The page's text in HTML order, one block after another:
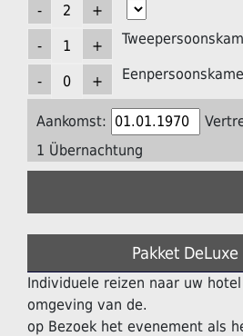
Aankomst:
1 Übernachtung
Pakket DeLuxe
Individuele reizen naar uw
omgeving van de.
op Bezoek het evenement als